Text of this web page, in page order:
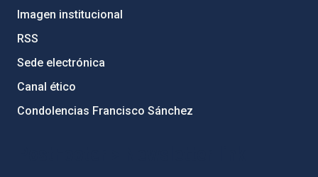
Imagen institucional
RSS
Sede electrónica
Canal ético
Condolencias Francisco Sánchez